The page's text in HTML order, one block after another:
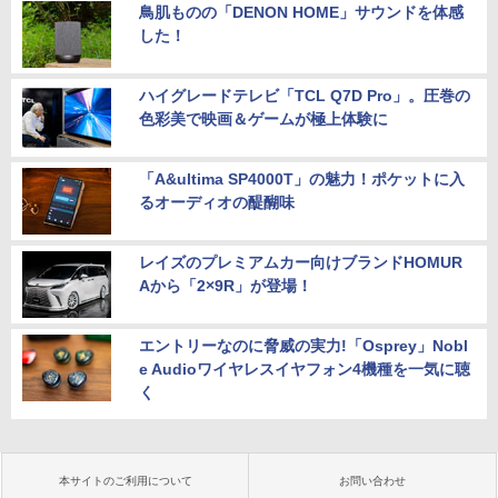
鳥肌ものの「DENON HOME」サウンドを体感
した！
ハイグレードテレビ「TCL Q7D Pro」。圧巻の
色彩美で映画＆ゲームが極上体験に
「A&ultima SP4000T」の魅力！ポケットに入
るオーディオの醍醐味
レイズのプレミアムカー向けブランドHOMUR
Aから「2×9R」が登場！
エントリーなのに脅威の実力!「Osprey」Nobl
e Audioワイヤレスイヤフォン4機種を一気に聴
く
本サイトのご利用について お問い合わせ